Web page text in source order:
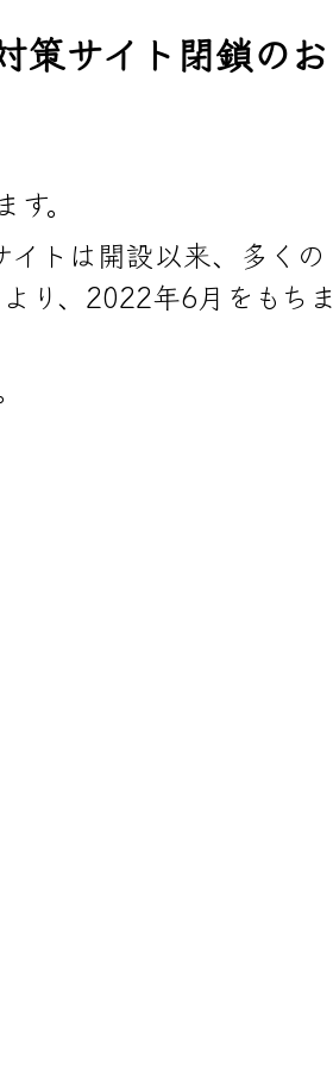
策サイト閉鎖のお
。
トは開設以来、多くの
り、2022年6月をもちま